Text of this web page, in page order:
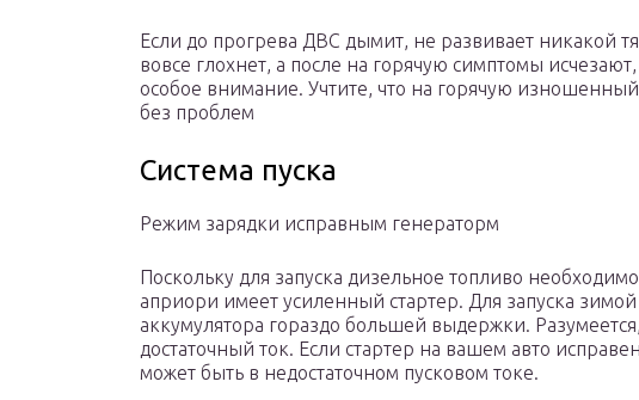
Если до прогрева ДВС дымит, не развивает никакой
вовсе глохнет, а после на горячую симптомы
особое внимание. Учтите, что на горячую
без проблем
Система пуска
Режим зарядки исправным генераторм
Поскольку для запуска дизельное топливо
априори имеет усиленный стартер. Для запуска зимой
аккумулятора гораздо большей выдержки.
достаточный ток. Если стартер на вашем авто
может быть в недостаточном пусковом токе.